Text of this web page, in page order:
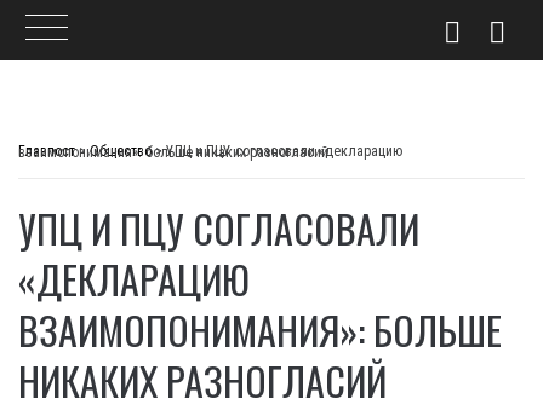
Главпост>Общество>
УПЦ и ПЦУ согласовали «декларацию взаимопонимания»: больше никаких разногласий
УПЦ И ПЦУ СОГЛАСОВАЛИ
«ДЕКЛАРАЦИЮ
ВЗАИМОПОНИМАНИЯ»: БОЛЬШЕ
НИКАКИХ РАЗНОГЛАСИЙ